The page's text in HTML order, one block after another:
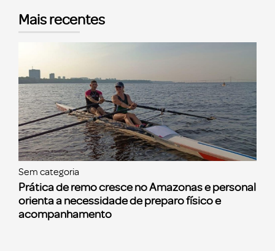
Mais recentes
Sem categoria
Prática de remo cresce no Amazonas e personal
orienta a necessidade de preparo físico e
acompanhamento